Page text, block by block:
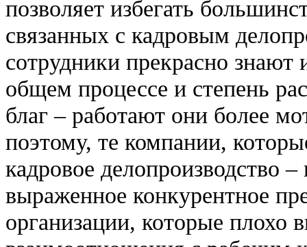
позволяет избегать
связанных с кадровым
сотрудники прекрасно
общем процессе и степень
благ – работают они более
поэтому, те компании,
кадровое делопроизводство
выраженное конкурентное
организации, которые плохо